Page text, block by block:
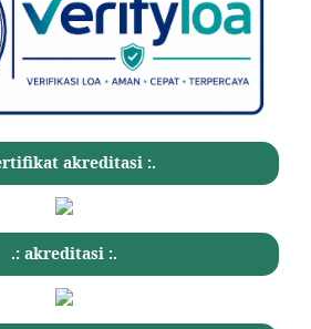
akreditasi :.
.: akreditasi :.